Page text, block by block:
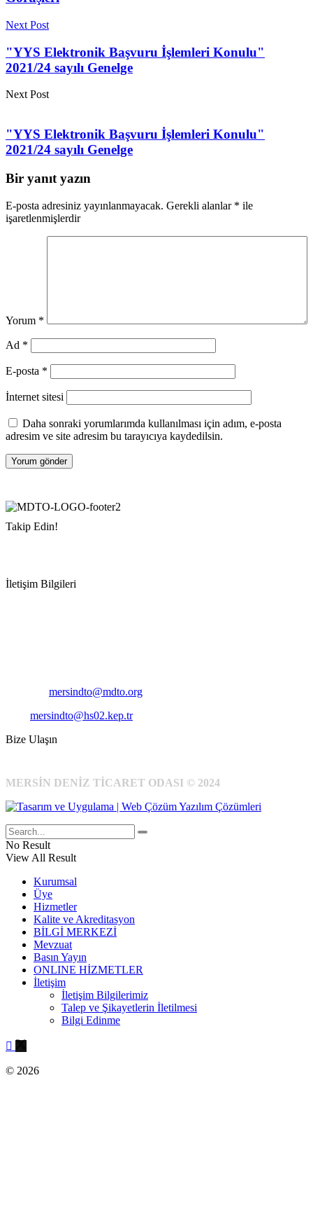
Next Post
"YYS Elektronik Başvuru İşlemleri Konulu"
2021/24 sayılı Genelge
Next Post
"YYS Elektronik Başvuru İşlemleri Konulu"
2021/24 sayılı Genelge
Bir yanıt yazın
E-posta adresiniz yayınlanmayacak. Gerekli alanlar * ile
işaretlenmişlerdir
Yorum *
Ad *
E-posta *
İnternet sitesi
Daha sonraki yorumlarımda kullanılması için adım, e-posta
adresim ve site adresim bu tarayıcıya kaydedilsin.
Takip Edin!
İletişim Bilgileri
mersindto@mdto.org
mersindto@hs02.kep.tr
Bize Ulaşın
MERSİN DENİZ TİCARET ODASI © 2024
No Result
View All Result
Kurumsal
Üye
Hizmetler
Kalite ve Akreditasyon
BİLGİ MERKEZİ
Mevzuat
Basın Yayın
ONLINE HİZMETLER
İletişim
İletişim Bilgilerimiz
Talep ve Şikayetlerin İletilmesi
Bilgi Edinme
© 2026